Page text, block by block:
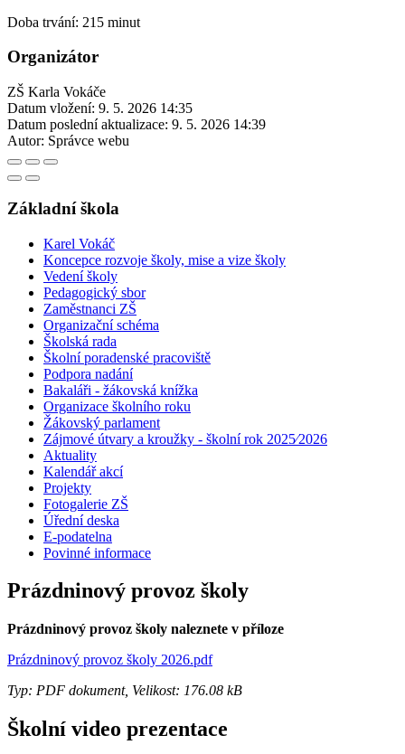
Doba trvání: 215 minut
Organizátor
ZŠ Karla Vokáče
Datum vložení: 9. 5. 2026 14:35
Datum poslední aktualizace: 9. 5. 2026 14:39
Autor: Správce webu
Základní škola
Karel Vokáč
Koncepce rozvoje školy, mise a vize školy
Vedení školy
Pedagogický sbor
Zaměstnanci ZŠ
Organizační schéma
Školská rada
Školní poradenské pracoviště
Podpora nadání
Bakaláři - žákovská knížka
Organizace školního roku
Žákovský parlament
Zájmové útvary a kroužky - školní rok 2025⁄2026
Aktuality
Kalendář akcí
Projekty
Fotogalerie ZŠ
Úřední deska
E-podatelna
Povinné informace
Prázdninový provoz školy
Prázdninový provoz školy naleznete v příloze
Prázdninový provoz školy 2026.pdf
Typ: PDF dokument, Velikost: 176.08 kB
Školní video prezentace